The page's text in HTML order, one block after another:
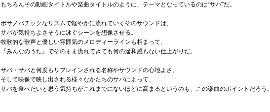
もちろんその動画タイトルや楽曲タイトルのように、テーマとなっているのは“サバ”だ。
ボサノバチックなリズムで軽やかに流れていくそのサウンドは、
サバが気持ちよさそうに泳ぐシーンを想像させる。
牧歌的な歌声と優しい雰囲気のメロディーラインも相まって、
『みんなのうた』でそのまま流れてきても何の違和感もない仕上がりだ。
サバ・サバと何度もリフレインされる名称やサウンドの心地よさ、
そして映像で映し出される様々なかたちのサバによって、
サバを食べたいと思う気持ちがこれまでにないほどに高まるというのも、この楽曲のポイントだろう。